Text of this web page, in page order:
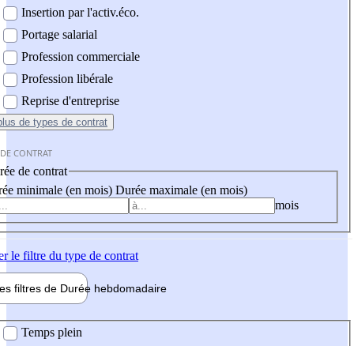
Insertion par l'activ.éco.
Portage salarial
Profession commerciale
Profession libérale
Reprise d'entreprise
de types de contrat
CONTRAT
de contrat
minimale (en mois) Durée maximale (en mois)
mois
le filtre du type de contrat
filtres de Durée hebdomadaire
Temps plein